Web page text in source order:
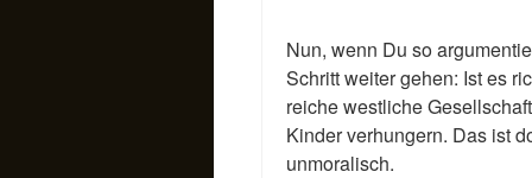
Nun, wenn Du so
Schritt weiter gehen: Ist es
reiche westliche
Kinder verhungern. Das ist
unmoralisch.